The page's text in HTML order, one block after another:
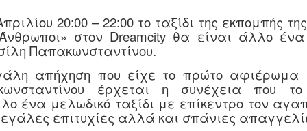
20:00 – 22:00 το ταξίδι της εκπομπής
στον Dreamcity θα είναι άλλο
Παπακωνσταντίνου.
απήχηση που είχε το πρώτο αφιέρωμα
έρχεται η συνέχεια που
ένα μελωδικό ταξίδι με επίκεντρο τον
επιτυχίες αλλά και σπάνιες
JUN
23
Ο Γ. Λουριδάς σας
προσκαλεί στο 6ο
κιν/κο φεστιβάλ "οι
23
Τελετή απονομής
βραβείων
διαγωνισμού